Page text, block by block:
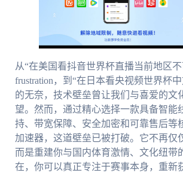
从“在美国看抖音世界杯直播当前地区
frustration，到“在日本看央视频世界杯
的无奈，技术壁垒曾让我们与喜爱的文
望。然而，通过精心选择一款具备智能
持、带宽保障、安全加密和可靠售后等
加速器，这道壁垒已被打破。它不再仅
而是重建你与国内体育激情、文化纽带
在，你可以真正专注于赛事本身，重新